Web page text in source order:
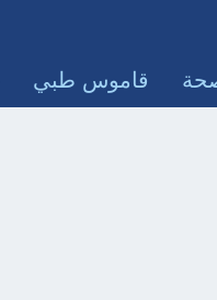
قاموس طبي